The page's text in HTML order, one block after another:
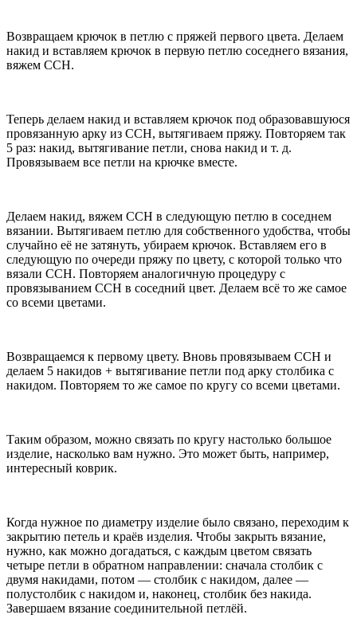
Возвращаем крючок в петлю с пряжей первого цвета. Делаем
накид и вставляем крючок в первую петлю соседнего вязания,
вяжем ССН.
Теперь делаем накид и вставляем крючок под образовавшуюся
провязанную арку из ССН, вытягиваем пряжу. Повторяем так
5 раз: накид, вытягивание петли, снова накид и т. д.
Провязываем все петли на крючке вместе.
Делаем накид, вяжем ССН в следующую петлю в соседнем
вязании. Вытягиваем петлю для собственного удобства, чтобы
случайно её не затянуть, убираем крючок. Вставляем его в
следующую по очереди пряжу по цвету, с которой только что
вязали ССН. Повторяем аналогичную процедуру с
провязыванием ССН в соседний цвет. Делаем всё то же самое
со всеми цветами.
Возвращаемся к первому цвету. Вновь провязываем ССН и
делаем 5 накидов + вытягивание петли под арку столбика с
накидом. Повторяем то же самое по кругу со всеми цветами.
Таким образом, можно связать по кругу настолько большое
изделие, насколько вам нужно. Это может быть, например,
интересный коврик.
Когда нужное по диаметру изделие было связано, переходим к
закрытию петель и краёв изделия. Чтобы закрыть вязание,
нужно, как можно догадаться, с каждым цветом связать
четыре петли в обратном направлении: сначала столбик с
двумя накидами, потом — столбик с накидом, далее —
полустолбик с накидом и, наконец, столбик без накида.
Завершаем вязание соединительной петлёй.